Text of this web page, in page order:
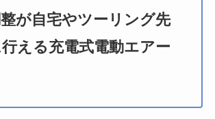
が自宅やツーリング先
える充電式電動エアー